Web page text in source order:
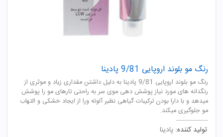
رنگ مو بلوند اروپایی 9/81 پادینا
رنگ مو بلوند اروپایی 9/81 پادینا به دلیل داشتن مقداری زیاد و موثری از
رنگدانه های مورد نیاز پوشش دهی موی سر به راحتی تارهای مو را پوشش
میدهد و با دارا بودن ترکیبات گیاهی نظیر آلوئه ورا از ایجاد خشکی و التهاب
مو جلوگیری میکند.
تولید کننده: پادینا